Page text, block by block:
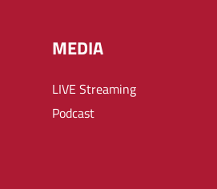
MEDIA
LIVE Streaming
Podcast